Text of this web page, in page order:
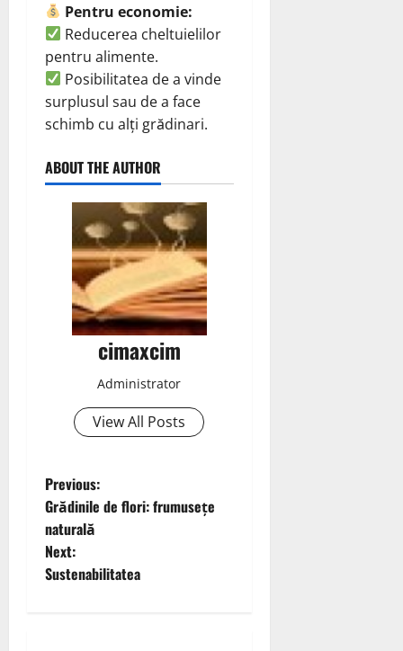
Pentru economie:
Reducerea cheltuielilor
pentru alimente.
Posibilitatea de a vinde
surplusul sau de a face
schimb cu alți grădinari.
ABOUT THE AUTHOR
cimaxcim
Administrator
View All Posts
P
o
s
Previous:
Grădinile de flori: frumusețe
naturală
Next:
Sustenabilitatea